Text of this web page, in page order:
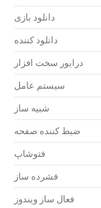
دانلود بازی
دانلود کننده
درایور سخت افزار
سیستم عامل
شبیه ساز
ضبط کننده صفحه
فتوشاپ
فشرده ساز
فعال ساز ویندوز